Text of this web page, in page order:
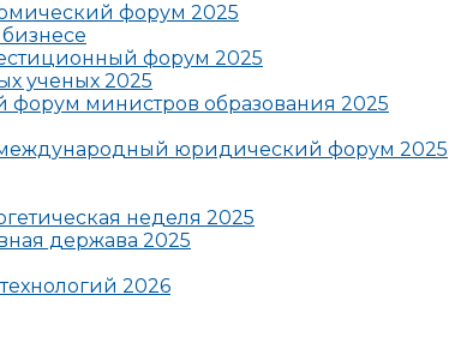
форум 2025
форум 2025
ученых 2025
министров образования 2025
юридический форум 2025
неделя 2025
держава 2025
2026